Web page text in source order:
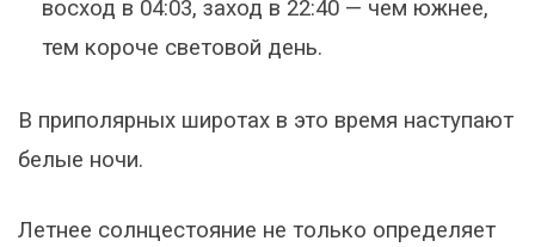
восход в 04:03, заход в 22:40 — чем южнее,
тем короче световой день.
В приполярных широтах в это время наступают
белые ночи.
Летнее солнцестояние не только определяет